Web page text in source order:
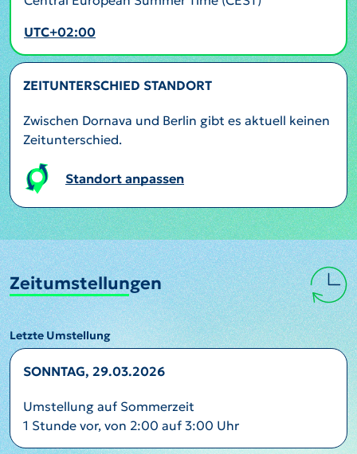
UTC+02:00
ZEITUNTERSCHIED STANDORT
Zwischen Dornava und Berlin gibt es aktuell keinen
Zeitunterschied.
Standort anpassen
Zeitumstellungen
Letzte Umstellung
SONNTAG, 29.03.2026
Umstellung auf Sommerzeit
1 Stunde vor, von 2:00 auf 3:00 Uhr